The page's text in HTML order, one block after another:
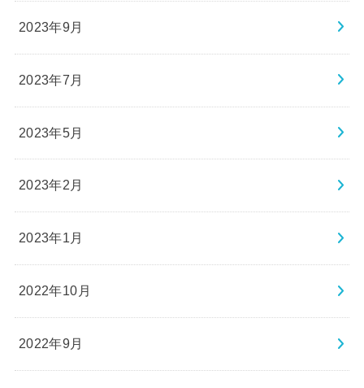
2023年9月
2023年7月
2023年5月
2023年2月
2023年1月
2022年10月
2022年9月